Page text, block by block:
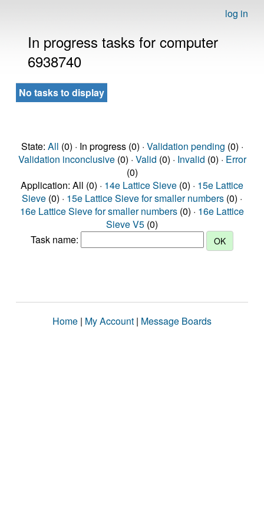
log in
In progress tasks for computer
6938740
No tasks to display
State: All (0) · In progress (0) · Validation pending (0) ·
Validation inconclusive(0) · Valid (0) · Invalid (0) · Error
(0)
Application: All (0) · 14e Lattice Sieve (0) · 15e Lattice
Sieve (0) · 15e Lattice Sieve for smaller numbers (0) ·
16e Lattice Sieve for smaller numbers (0) · 16e Lattice
Sieve V5 (0)
Task name:
Home | My Account | Message Boards